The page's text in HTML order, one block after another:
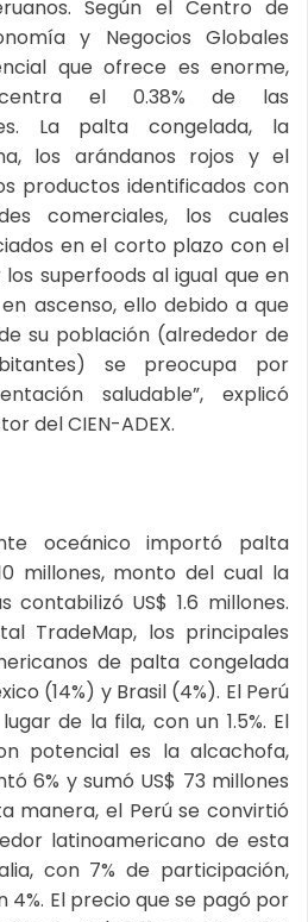
Según el Centro de
y Negocios Globales
que ofrece es enorme,
el 0.38% de las
La palta congelada, la
los arándanos rojos y el
productos identificados con
comerciales, los cuales
en el corto plazo con el
los superfoods al igual que en
ascenso, ello debido a que
su población (alrededor de
se preocupa por
saludable”, explicó
del CIEN-ADEX.
oceánico importó palta
millones, monto del cual la
contabilizó US$ 1.6 millones.
TradeMap, los principales
de palta congelada
(14%) y Brasil (4%). El Perú
de la fila, con un 1.5%. El
potencial es la alcachofa,
6% y sumó US$ 73 millones
manera, el Perú se convirtió
latinoamericano de esta
con 7% de participación,
4%. El precio que se pagó por